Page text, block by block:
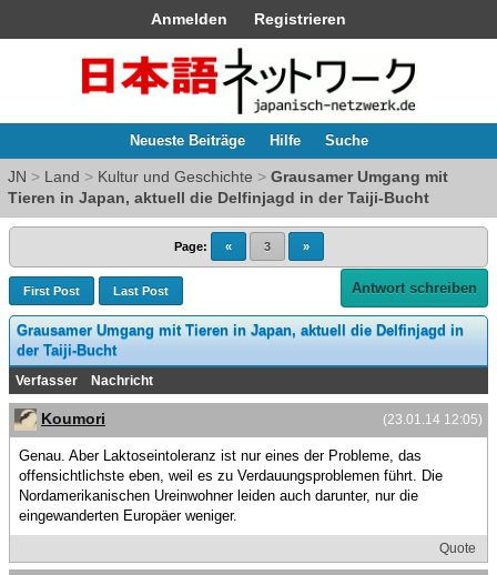
Anmelden Registrieren
Neueste Beiträge Hilfe Suche
JN > Land > Kultur und Geschichte > Grausamer Umgang mit
Tieren in Japan, aktuell die Delfinjagd in der Taiji-Bucht
Page: « 3 »
First Post Last Post Antwort schreiben
Grausamer Umgang mit Tieren in Japan, aktuell die Delfinjagd in
der Taiji-Bucht
Verfasser Nachricht
(23.01.14 12:05)
Koumori
Genau. Aber Laktoseintoleranz ist nur eines der Probleme, das
offensichtlichste eben, weil es zu Verdauungsproblemen führt. Die
Nordamerikanischen Ureinwohner leiden auch darunter, nur die
eingewanderten Europäer weniger.
Quote